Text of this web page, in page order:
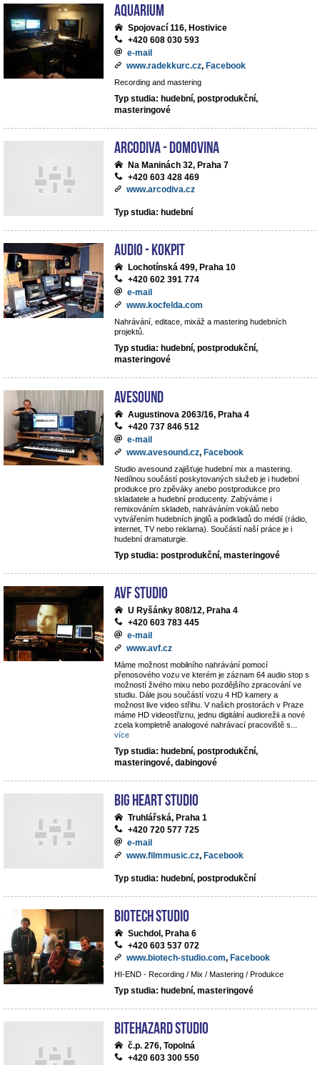
Aquarium
Spojovací 116, Hostivice
+420 608 030 593
e-mail
www.radekkurc.cz, Facebook
Recording and mastering
Typ studia: hudební, postprodukční,
masteringové
ArcoDiva - Domovina
Na Maninách 32, Praha 7
+420 603 428 469
www.arcodiva.cz
Typ studia: hudební
Audio - Kokpit
Lochotínská 499, Praha 10
+420 602 391 774
e-mail
www.kocfelda.com
Nahrávání, editace, mixáž a mastering hudebních
projektů.
Typ studia: hudební, postprodukční,
masteringové
avesound
Augustinova 2063/16, Praha 4
+420 737 846 512
e-mail
www.avesound.cz, Facebook
Studio avesound zajišťuje hudební mix a mastering.
Nedílnou součástí poskytovaných služeb je i hudební
produkce pro zpěváky anebo postprodukce pro
skladatele a hudební producenty. Zabýváme i
remixováním skladeb, nahráváním vokálů nebo
vytvářením hudebních jinglů a podkladů do médií (rádio,
internet, TV nebo reklama). Součástí naší práce je i
hudební dramaturgie.
Typ studia: postprodukční, masteringové
AVF STUDIO
U Ryšánky 808/12, Praha 4
+420 603 783 445
e-mail
www.avf.cz
Máme možnost mobilního nahrávání pomocí
přenosového vozu ve kterém je záznam 64 audio stop s
možností živého mixu nebo pozdějšího zpracování ve
studiu. Dále jsou součástí vozu 4 HD kamery a
možnost live video střihu. V našich prostorách v Praze
máme HD videostřiznu, jednu digitální audiorežii a nové
zcela kompletně analogové nahrávací pracoviště s
více
Typ studia: hudební, postprodukční,
masteringové, dabingové
Big Heart Studio
Truhlářská, Praha 1
+420 720 577 725
e-mail
www.filmmusic.cz, Facebook
Typ studia: hudební, postprodukční
BIOTECH STUDIO
Suchdol, Praha 6
+420 603 537 072
www.biotech-studio.com, Facebook
HI-END - Recording / Mix / Mastering / Produkce
Typ studia: hudební, masteringové
BiteHazard Studio
č.p. 276, Topolná
+420 603 300 550